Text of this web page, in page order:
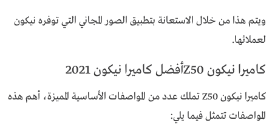
ويتم هذا من خلال الاستعانة بتطبيق الصور المجاني التي توفره نيكون
لعملائها.
كاميرا نيكون Z50أفضل كاميرا نيكون 2021
كاميرا نيكون Z50 تملك عدد من المواصفات الأساسية المميزة، أهم هذه
المواصفات تتمثل فيما يلي: